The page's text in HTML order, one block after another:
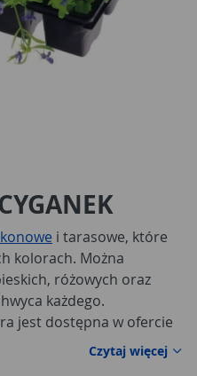
i tarasowe, które
kolorach. Można
różowych oraz
każdego.
jest dostępna w ofercie
do później jesieni,
ozdobienie tarasu oraz
Czytaj więcej